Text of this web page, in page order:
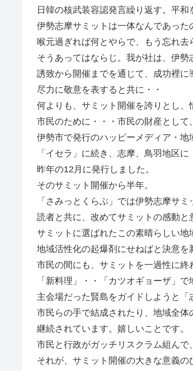
日韓の核武装容認発言繰り返す。平
伊勢志摩サミットは一体なんであった
喉元過ぎれば何とやらで、もう忘れ去
そうあってはならじ。我が社は、伊
誘致から開催までを通じて、成功裡
尽力に敬意を表すると共に・・
何よりも、サミット開催を誇りとし、
市民のために・・・市民の財産として
伊勢市で発行のハッピーメディア・地
「イセラ」に続き、志摩、鳥羽地区
昨年の12月に発行しました。
そのサミット開催から半年。
「さみっとくらぶ」では伊勢志摩サ
読者と共に、改めてサミットの感動と
サミットに選ばれたこの素晴らしい地
地域活性化の起爆剤にせねばと決意を
市民の間にも、サミットを一過性に終
「新料理」・・「カツオギョーザ」
主会場だった賢島をガイドしようと「
市民らの手で結成されたり、地域全体
継続されています。嬉しいことです。
市民と行政がガッチリスクラム組んで
それが、サミット開催の大きな意義の